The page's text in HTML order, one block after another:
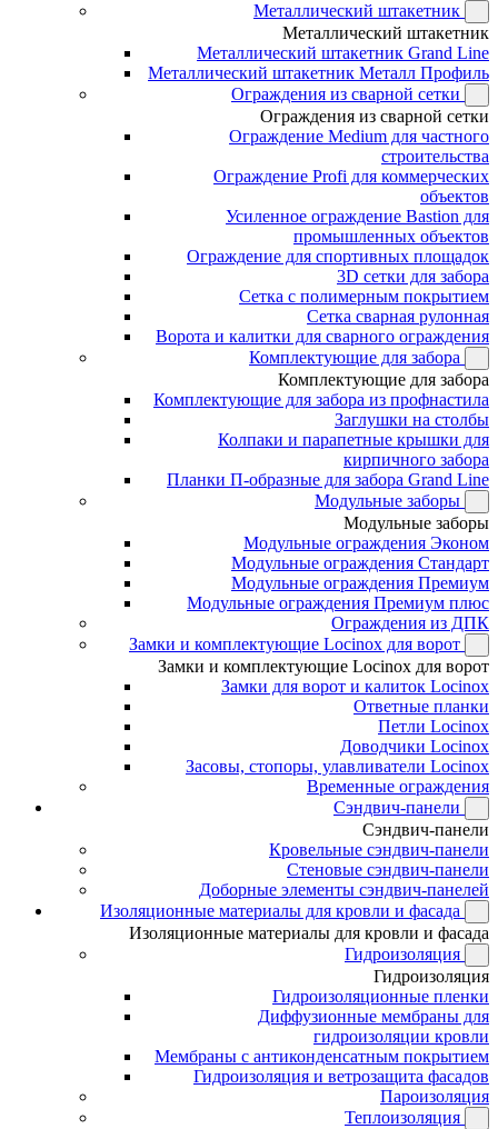
Металлический штакетник
Металлический штакетник
Металлический штакетник Grand Line
Металлический штакетник Металл Профиль
Ограждения из сварной сетки
Ограждения из сварной сетки
Ограждение Medium для частного
строительства
Ограждение Profi для коммерческих
объектов
Усиленное ограждение Bastion для
промышленных объектов
Ограждение для спортивных площадок
3D сетки для забора
Сетка с полимерным покрытием
Сетка сварная рулонная
Ворота и калитки для сварного ограждения
Комплектующие для забора
Комплектующие для забора
Комплектующие для забора из профнастила
Заглушки на столбы
Колпаки и парапетные крышки для
кирпичного забора
Планки П-образные для забора Grand Line
Модульные заборы
Модульные заборы
Модульные ограждения Эконом
Модульные ограждения Стандарт
Модульные ограждения Премиум
Модульные ограждения Премиум плюс
Ограждения из ДПК
Замки и комплектующие Locinox для ворот
Замки и комплектующие Locinox для ворот
Замки для ворот и калиток Locinox
Ответные планки
Петли Locinox
Доводчики Locinox
Засовы, стопоры, улавливатели Locinox
Временные ограждения
Сэндвич-панели
Сэндвич-панели
Кровельные сэндвич-панели
Стеновые сэндвич-панели
Доборные элементы сэндвич-панелей
Изоляционные материалы для кровли и фасада
Изоляционные материалы для кровли и фасада
Гидроизоляция
Гидроизоляция
Гидроизоляционные пленки
Диффузионные мембраны для
гидроизоляции кровли
Мембраны с антиконденсатным покрытием
Гидроизоляция и ветрозащита фасадов
Пароизоляция
Теплоизоляция